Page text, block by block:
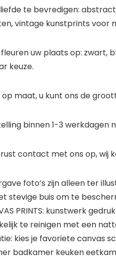
te bevredigen:
vintage kunstprints voor
uw plaats op: zwart,
keuze.
op maat, u kunt ons de
binnen 1-3 werkdagen
contact met ons op, wij
foto’s zijn alleen ter
stevige buis om te
PRINTS: kunstwerk
te reinigen met een
kies je favoriete canvas
badkamer keuken